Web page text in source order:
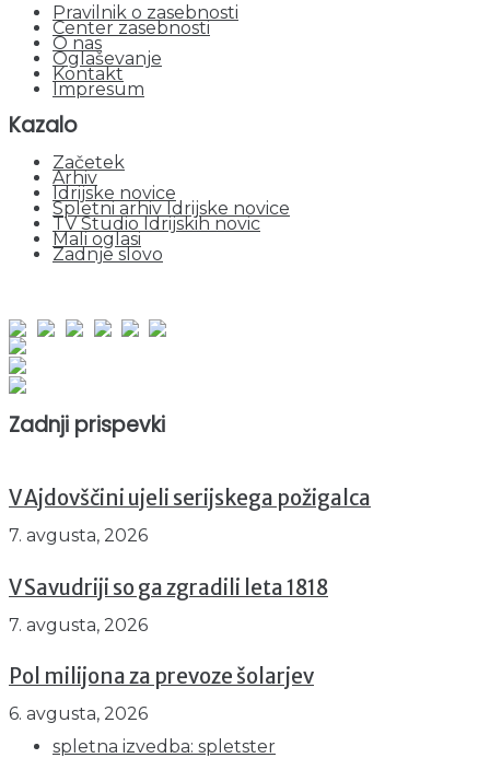
Pravilnik o zasebnosti
Center zasebnosti
O nas
Oglaševanje
Kontakt
Impresum
Kazalo
Začetek
Arhiv
Idrijske novice
Spletni arhiv Idrijske novice
TV Studio Idrijskih novic
Mali oglasi
Zadnje slovo
Zadnji prispevki
V Ajdovščini ujeli serijskega požigalca
7. avgusta, 2026
V Savudriji so ga zgradili leta 1818
7. avgusta, 2026
Pol milijona za prevoze šolarjev
6. avgusta, 2026
spletna izvedba: spletster